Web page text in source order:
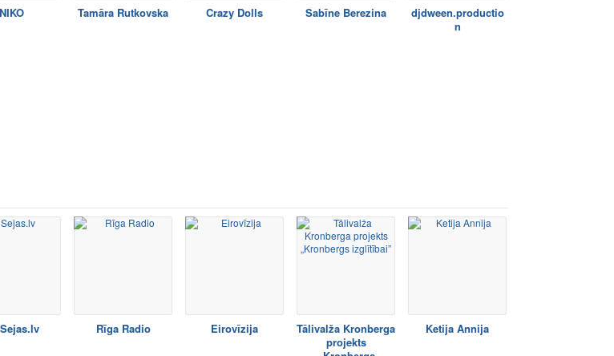
NIKO Tamāra Rutkovska Crazy Dolls Sabīne Berezina
djdween.productio
n
Sejas.lv Rīga Radio Eirovīzija
Tālivalža Kronberga
projekts
Ketija Annija